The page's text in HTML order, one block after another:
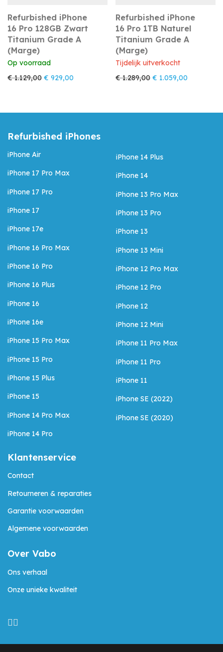
Refurbished iPhone
16 Pro 128GB Zwart
Titanium Grade A
(Marge)
Op voorraad
€1.129,00 Oorspronkelijke prijs was: € 1.129,00.
€ 929,00 Huidige prijs is: € 929,00.
Refurbished iPhone
16 Pro 1TB Naturel
Titanium Grade A
(Marge)
Tijdelijk uitverkocht
€1.289,00 Oorspronkelijke prijs
€ 1.059,00
Refurbished iPhones
iPhone Air
iPhone 17 Pro Max
iPhone 17 Pro
iPhone 17
iPhone 17e
iPhone 16 Pro Max
iPhone 16 Pro
iPhone 16 Plus
iPhone 16
iPhone 16e
iPhone 15 Pro Max
iPhone 15 Pro
iPhone 15 Plus
iPhone 15
iPhone 14 Pro Max
iPhone 14 Pro
iPhone 14 Plus
iPhone 14
iPhone 13 Pro Max
iPhone 13 Pro
iPhone 13
iPhone 13 Mini
iPhone 12 Pro Max
iPhone 12 Pro
iPhone 12
iPhone 12 Mini
iPhone 11 Pro Max
iPhone 11 Pro
iPhone 11
iPhone SE (2022)
iPhone SE (2020)
Klantenservice
Contact
Retourneren & reparaties
Garantie voorwaarden
Algemene voorwaarden
Over Vabo
Ons verhaal
Onze unieke kwaliteit